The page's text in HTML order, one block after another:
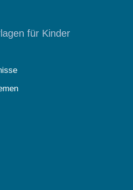
für Kinder